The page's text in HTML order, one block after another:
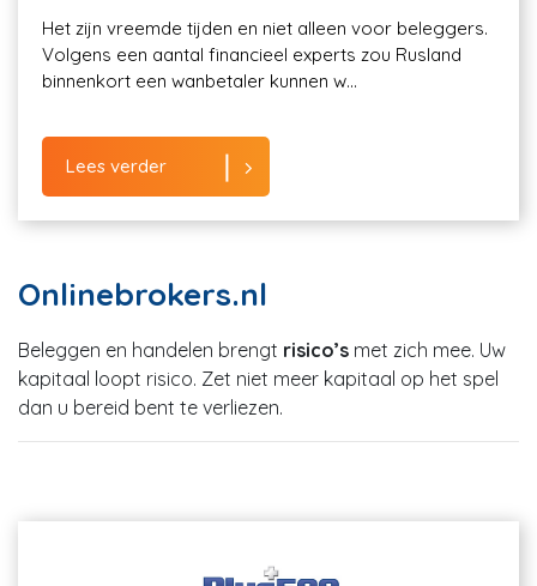
Het zijn vreemde tijden en niet alleen voor beleggers.
Volgens een aantal financieel experts zou Rusland
binnenkort een wanbetaler kunnen w...
Lees verder
Onlinebrokers.nl
Beleggen en handelen brengt risico’s met zich mee. Uw
kapitaal loopt risico. Zet niet meer kapitaal op het spel
dan u bereid bent te verliezen.